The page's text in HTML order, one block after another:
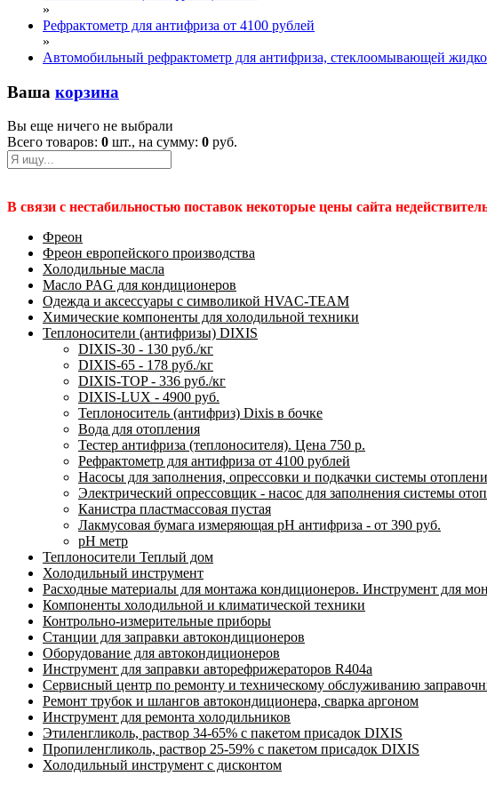
»
Рефрактометр для антифриза от 4100 рублей
»
Автомобильный рефрактометр для антифриза, стеклоомывающей
Ваша корзина
Вы еще ничего не выбрали
Всего товаров: 0 шт., на сумму: 0 руб.
В связи с нестабильностью поставок некоторые цены сайта
Фреон
Фреон европейского производства
Холодильные масла
Масло PAG для кондиционеров
Одежда и аксессуары с символикой HVAC-TEAM
Химические компоненты для холодильной техники
Теплоносители (антифризы) DIXIS
DIXIS-30 - 130 руб./кг
DIXIS-65 - 178 руб./кг
DIXIS-ТОP - 336 руб./кг
DIXIS-LUX - 4900 руб.
Теплоноситель (антифриз) Dixis в бочке
Вода для отопления
Тестер антифриза (теплоносителя). Цена 750 р.
Рефрактометр для антифриза от 4100 рублей
Насосы для заполнения, опрессовки и подкачки системы
Электрический опрессовщик - насос для заполнения системы
Канистра пластмассовая пустая
Лакмусовая бумага измеряющая pH антифриза - от 390 руб.
pH метр
Теплоносители Теплый дом
Холодильный инструмент
Расходные материалы для монтажа кондиционеров. Инструмент для
Компоненты холодильной и климатической техники
Контрольно-измерительные приборы
Станции для заправки автокондиционеров
Оборудование для автокондиционеров
Инструмент для заправки авторефрижераторов R404a
Сервисный центр по ремонту и техническому обслуживанию
Ремонт трубок и шлангов автокондиционера, сварка аргоном
Инструмент для ремонта холодильников
Этиленгликоль, раствор 34-65% с пакетом присадок DIXIS
Пропиленгликоль, раствор 25-59% с пакетом присадок DIXIS
Холодильный инструмент с дисконтом